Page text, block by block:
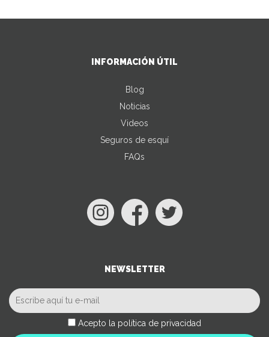
INFORMACIÓN ÚTIL
Blog
Noticias
Videos
Seguros de esquí
FAQs
NEWSLETTER
Acepto la política de privacidad